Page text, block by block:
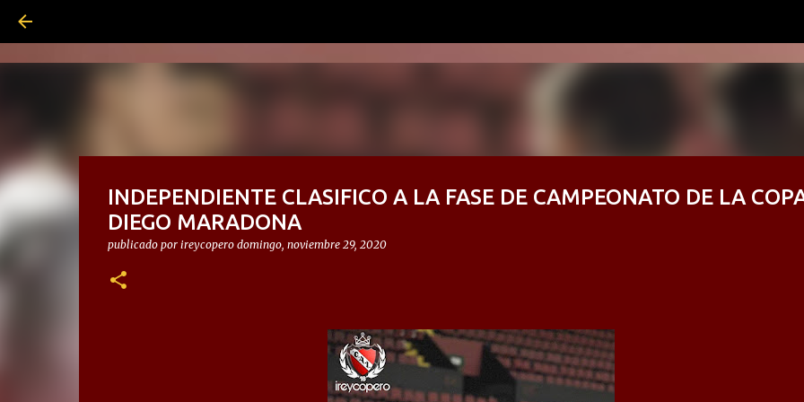
INDEPENDIENTE CLASIFICO A LA FASE DE CAMPEONATO DE LA
DIEGO MARADONA
publicado por ireycopero domingo, noviembre 29, 2020